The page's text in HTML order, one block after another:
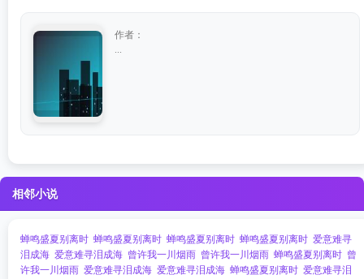
作者：
相邻小说
蝉鸣盛夏别离时 蝉鸣盛夏别离时 蝉鸣盛夏别离时 蝉鸣盛夏别离时 爱意难寻
泪成海 爱意难寻泪成海 曾许我一川烟雨 曾许我一川烟雨 蝉鸣盛夏别离时 曾
许我一川烟雨 爱意难寻泪成海 爱意难寻泪成海 蝉鸣盛夏别离时 爱意难寻泪